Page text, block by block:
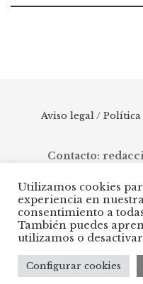
Aviso legal /
Contacto:
© 2025 AZ Costa del Sol -
Manilva, pasando por
Mijas, Ojén, Marbella,
Utilizamos cookies
experiencia en
consentimiento a
También puedes
utilizamos o
Configurar cookies